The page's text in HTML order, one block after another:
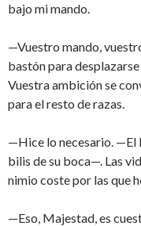
bajo mi mando.
—Vuestro mando,
bastón para
Vuestra ambición se
para el resto de razas.
—Hice lo necesario. —El
bilis de su boca—. Las
nimio coste por las que
—Eso, Majestad, es